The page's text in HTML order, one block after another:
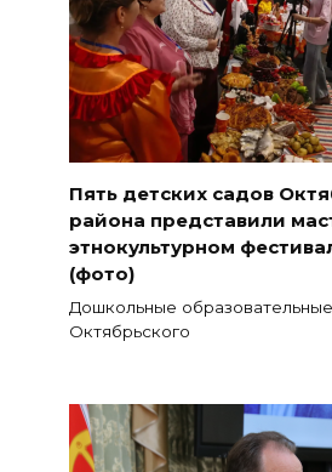
Пять детских садов
района представили
этнокультурном
(фото)
Дошкольные
Октябрьского